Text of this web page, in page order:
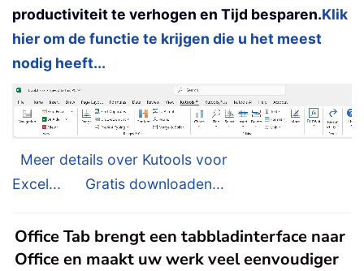
productiviteit te verhogen en Tijd besparen.Klik
hier om de functie te krijgen die u het meest
nodig heeft...
Meer details over Kutools voor
Excel...
Gratis downloaden...
Office Tab brengt een tabbladinterface naar
Office en maakt uw werk veel eenvoudiger